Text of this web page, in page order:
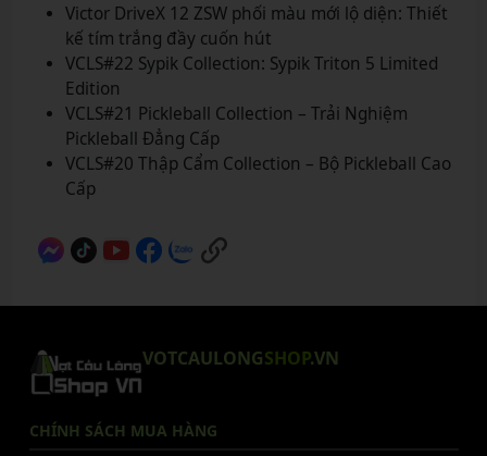
Victor DriveX 12 ZSW phối màu mới lộ diện: Thiết
kế tím trắng đầy cuốn hút
VCLS#22 Sypik Collection: Sypik Triton 5 Limited
Edition
VCLS#21 Pickleball Collection – Trải Nghiệm
Pickleball Đẳng Cấp
VCLS#20 Thập Cẩm Collection – Bộ Pickleball Cao
Cấp
VOTCAULONGSHOP.VN
CHÍNH SÁCH MUA HÀNG